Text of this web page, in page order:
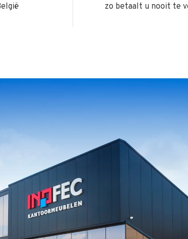
zo betaalt u nooit te